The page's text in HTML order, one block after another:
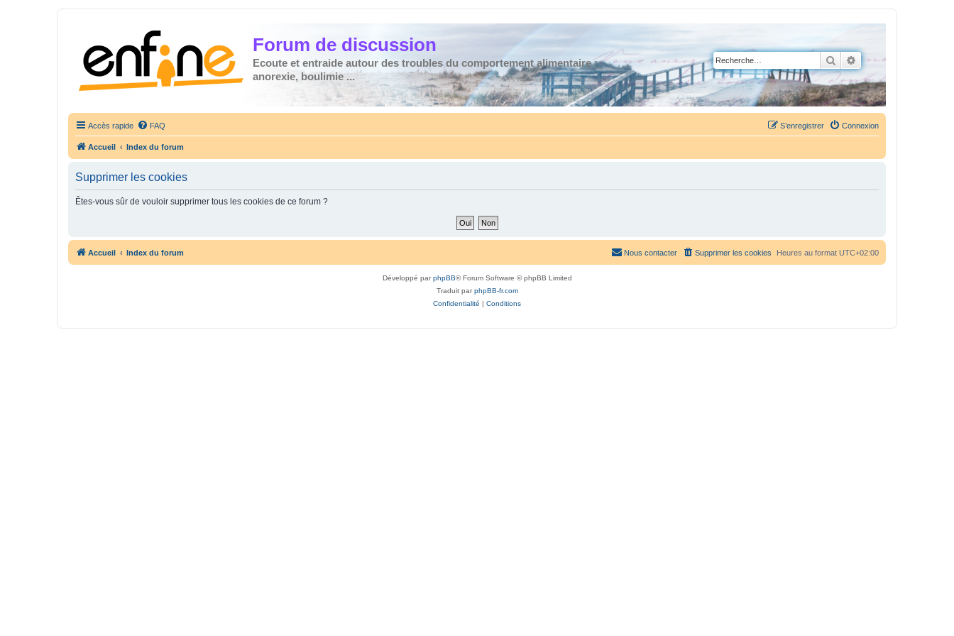
Forum de discussion
Ecoute et entraide autour des troubles du comportement alimentaire :
anorexie, boulimie ...
Rechercher
Recherche avancée
Accès rapide FAQ Connexion
S’enregistrer
Accueil Index du forum
Supprimer les cookies
Êtes-vous sûr de vouloir supprimer tous les cookies de ce forum ?
Accueil Index du forum Heures au format UTC+02:00
Supprimer les cookies
Nous contacter
Développé parphpBB® Forum Software © phpBB Limited
Traduit parphpBB-fr.com
Confidentialité | Conditions